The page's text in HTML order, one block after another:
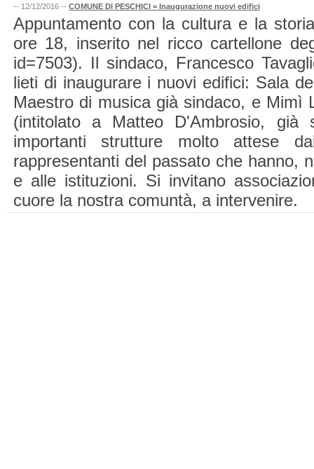
-- 12/12/2016 -- COMUNE DI PESCHICI = Inaugurazione nuovi edifici
Appuntamento con la cultura e la
ore 18, inserito nel ricco cartellone
id=7503). Il sindaco, Francesco
lieti di inaugurare i nuovi edifici: Sala
Maestro di musica già sindaco, e Mimì
(intitolato a Matteo D'Ambrosio, già
importanti strutture molto attese
rappresentanti del passato che hanno,
e alle istituzioni. Si invitano
cuore la nostra comuntà, a intervenire.